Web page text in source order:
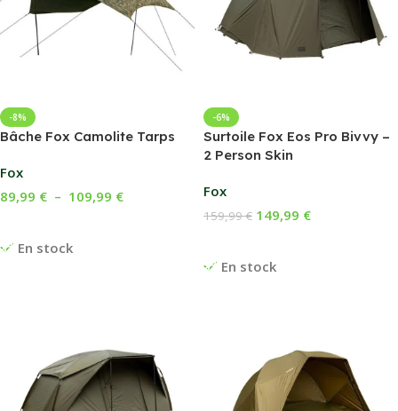
-8%
Bâche Fox Camolite Tarps
Fox
En stock
89,99 € – 109,99 €
-6%
Surtoile Fox Eos Pro Bivvy –
2 Person Skin
Fox
En stock
159,99€ 149,99 €